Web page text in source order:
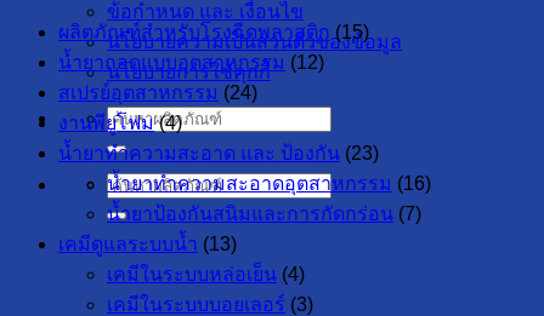
ข้อกำหนด และ เงื่อนไข
นโยบายความเป็นส่วนตัวของข้อมูล
นโยบายการใช้คุกกี้
ค้นหา:
ค้นหา:
ผลิตภัณฑ์สำหรับโรงฉีดพลาสติก (15)
น้ำยาถอดแบบอุตสาหกรรม (12)
สเปรย์อุตสาหกรรม (24)
งานพียูโฟม (4)
น้ำยาทำความสะอาด และ ป้องกัน (23)
น้ำยาทำความสะอาดอุตสาหกรรม (16)
น้ำยาป้องกันสนิมและการกัดกร่อน (7)
เคมีดูแลระบบน้ำ (13)
เคมีในระบบหล่อเย็น (4)
เคมีในระบบบอยเลอร์ (3)